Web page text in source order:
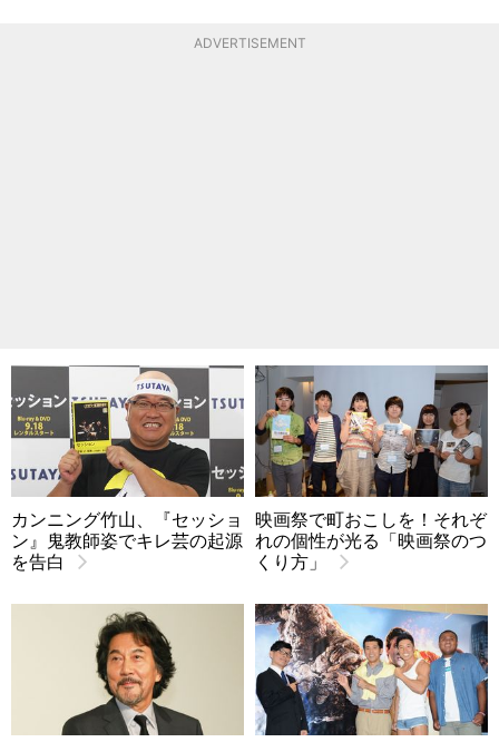
ADVERTISEMENT
カンニング竹山、『セッショ
ン』鬼教師姿でキレ芸の起源
を告白
映画祭で町おこしを！それぞ
れの個性が光る「映画祭のつ
くり方」